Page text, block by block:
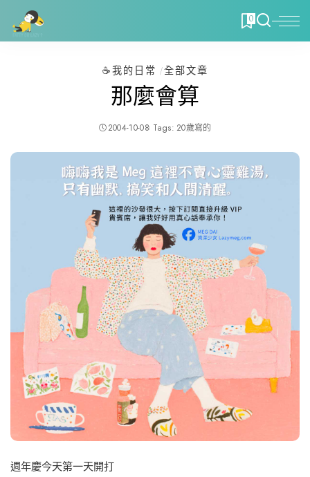
0
☕️我的日常 全部文章
那麼會算
2004-10-08 Tags: 20歲寫的
週年慶今天第一天開打